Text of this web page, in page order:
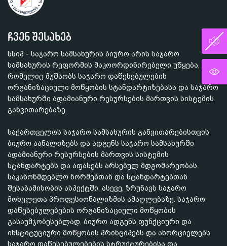
ჩვენ შესახებ
სსიპ - საჯარო სამსახურის ბიურო არის საჯარო
სამსახურის რეფორმის მაკოორდინირებელი უწყება,
რომელიც მუშაობს საჯარო დაწესებულების
ორგანიზაციული მოწყობის სტანდარტიზებასა და საჯარო
სამსახურში ადამიანური რესურსების მართვის სისტემის
განვითარებაზე.
საქართველოს საჯარო სამსახურის განვითარებისთვის
ბიურო აანალიზებს და ადგენს საჯარო სამსახურში
ადამიანური რესურსების მართვის სისტემის
სტანდარტებს და აფასებს არსებულ მდგომარეობას
საკანონმდებლო ნორმებთან და სტანდარტებთან
შესაბამისობის ასპექტში, ასევე, ზრუნავს საჯარო
მოხელეთა პროფესიონალიზმის ამაღლებაზე. საჯარო
დაწესებულებების ორგანიზაციული მოწყობის
გასაუმჯობესებლად, ბიურო ადგენს ფუნქციური და
ინსტიტუციური მოწყობის პრინციპებს და ახორციელებს
საჯარო დაწესებულებების სტრუქტურებისა და